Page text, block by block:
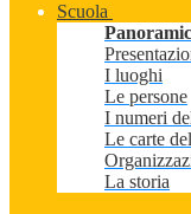
Scuola
I luoghi
Le persone
I numeri
Le carte
La storia